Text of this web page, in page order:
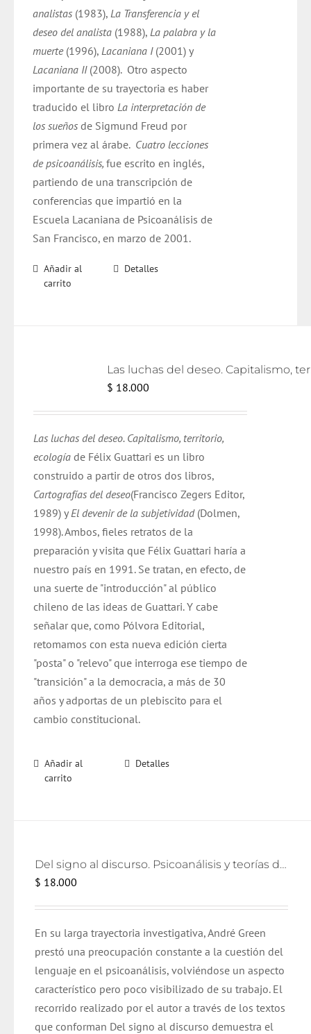
analistas (1983),La Transferencia y el
deseo del analista (1988),La palabra y la
muerte (1996),Lacaniana I (2001) y
Lacaniana II (2008). Otro aspecto
importante de su trayectoria es haber
traducido el libroLa interpretación de
los sueñosde Sigmund Freud por
primera vez al árabe. Cuatro lecciones
de psicoanálisis,fue escrito en inglés,
partiendo de una transcripción de
conferencias que impartió en la
Escuela Lacaniana de Psicoanálisis de
San Francisco, en marzo de 2001.
Añadir al
carrito
Detalles
Las
$ 18.000
Las luchas del deseo. Capitalismo, territorio,
ecología de Félix Guattari es un libro
construido a partir de otros dos libros,
Cartografías del deseo(Francisco Zegers Editor,
1989) yEl devenir de la subjetividad(Dolmen,
1998). Ambos, fieles retratos de la
preparación y visita que Félix Guattari haría a
nuestro país en 1991. Se tratan, en efecto, de
una suerte de "introducción" al público
chileno de las ideas de Guattari. Y cabe
señalar que, como Pólvora Editorial,
retomamos con esta nueva edición cierta
"posta" o "relevo" que interroga ese tiempo de
"transición" a la democracia, a más de 30
años y adportas de un plebiscito para el
cambio constitucional.
Añadir al
carrito
Detalles
Del signo al discurso. Psicoanálisis y teorías del lenguaje
$ 18.000
En su larga trayectoria investigativa, André Green
prestó una preocupación constante a la cuestión del
lenguaje en el psicoanálisis, volviéndose un aspecto
característico pero poco visibilizado de su trabajo. El
recorrido realizado por el autor a través de los textos
que conforman Del signo al discurso demuestra el